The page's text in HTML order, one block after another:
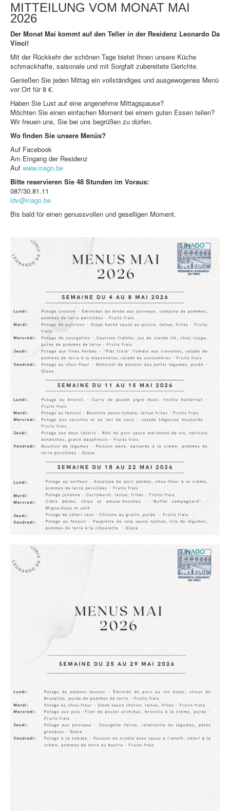
MITTEILUNG VOM MONAT MAI
2026
Der Monat Mai kommt auf den Teller in der Residenz Leonardo Da
Vinci!
Mit der Rückkehr der schönen Tage bietet Ihnen unsere Küche
schmackhafte, saisonale und mit Sorgfalt zubereitete Gerichte.
Genießen Sie jeden Mittag ein vollständiges und ausgewogenes Menü
vor Ort für 8 €.
Haben Sie Lust auf eine angenehme Mittagspause?
Möchten Sie einen einfachen Moment bei einem guten Essen teilen?
Wir freuen uns, Sie bei uns begrüßen zu dürfen.
Wo finden Sie unsere Menüs?
Auf Facebook
Am Eingang der Residenz
Auf www.inago.be
Bitte reservieren Sie 48 Stunden im Voraus:
087/30.81.11
ldv@inago.be
Bis bald für einen genussvollen und geselligen Moment.